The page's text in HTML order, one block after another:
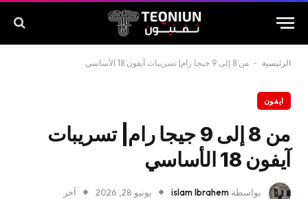
الرئيسية - من 8 إلى 9 جيجا رام| تسريبات آيفون 18 الأساسي
ايفون
من 8 إلى 9 جيجا رام| تسريبات
آيفون 18 الأساسي
بواسطة islam Ibrahem يونيو 28, 2026
آخر